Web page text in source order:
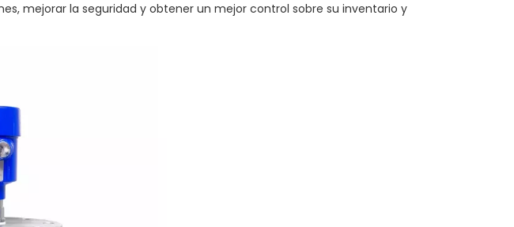
mejorar la seguridad y obtener un mejor control sobre su inventario y